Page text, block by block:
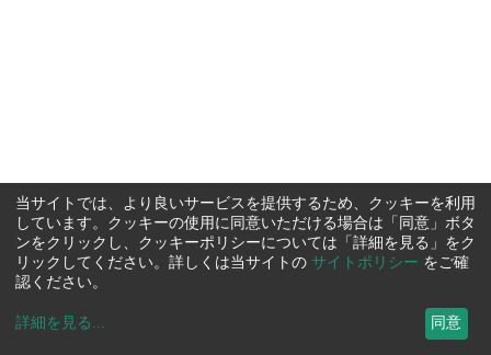
当サイトでは、より良いサービスを提供するため、クッキーを利用
しています。クッキーの使用に同意いただける場合は「同意」ボタ
ンをクリックし、クッキーポリシーについては「詳細を見る」をク
リックしてください。詳しくは当サイトの サイトポリシー をご確
認ください。
詳細を見る ... 同意